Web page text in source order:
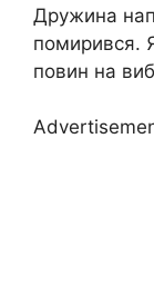
Дружина
помирився.
повин на